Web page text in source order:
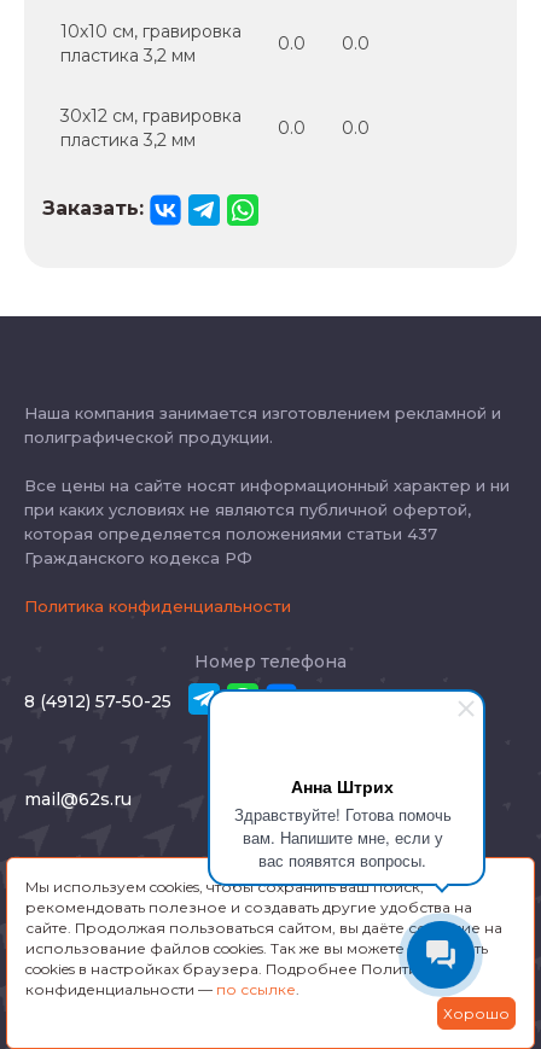
Анна Штрих
Здравствуйте! Готова помочь
вам. Напишите мне, если у
вас появятся вопросы.
10х10 см, гравировка
пластика 3,2 мм
0.0 0.0
30х12 см, гравировка
пластика 3,2 мм
0.0 0.0
Заказать:
Наша компания занимается изготовлением рекламной и
полиграфической продукции.
Все цены на сайте носят информационный характер и ни
при каких условиях не являются публичной офертой,
которая определяется положениями статьи 437
Гражданского кодекса РФ
Политика конфиденциальности
Номер телефона
8 (4912) 57-50-25
mail@62s.ru
Адрес
Рязань, Соборная 46
Заказать звонок
Мы используем cookies, чтобы сохранить ваш поиск,
рекомендовать полезное и создавать другие удобства на
сайте. Продолжая пользоваться сайтом, вы даёте согласие на
использование файлов cookies. Так же вы можете отключить
cookies в настройках браузера. Подробнее Политика
конфиденциальности — по ссылке.
Хорошо